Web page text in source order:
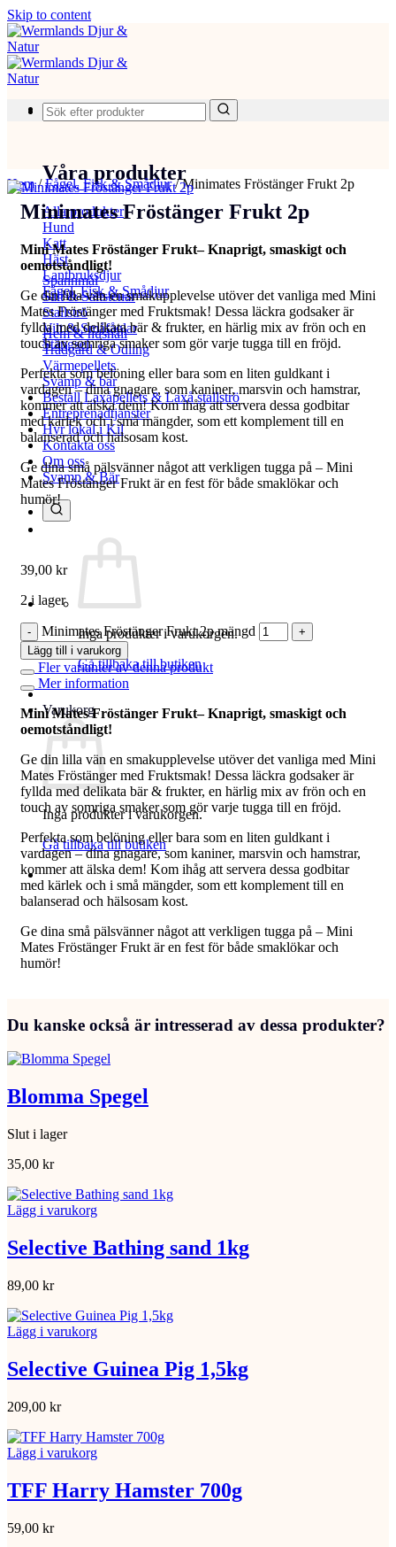
Skip to content
Produkter
Våra produkter
Alla produkter
Hund
Katt
Häst
Lantbruksdjur
Fågel, Fisk & Smådjur
Spannmål
Salt & Saltstenar
Stallströ
Vilt & Småfåglar
Stängsel
Hem & hushåll
Trädgård & Odling
Värmepellets
Svamp & bär
Beställ Laxåpellets & Laxå stallströ
Entreprenadtjänster
Hyr lokal i Kil
Kontakta oss
Om oss
Svamp & Bär
Inga produkter i varukorgen.
Gå tillbaka till butiken
Varukorg
Inga produkter i varukorgen.
Gå tillbaka till butiken
Hem/Fågel, Fisk & Smådjur/Minimates Fröstänger Frukt 2p
Minimates Fröstänger Frukt 2p
Mini Mates Fröstänger Frukt– Knaprigt, smaskigt och
oemotståndligt!
Ge din lilla vän en smakupplevelse utöver det vanliga med Mini
Mates Fröstänger med Fruktsmak! Dessa läckra godsaker är
fyllda med delikata bär & frukter, en härlig mix av frön och en
touch av somriga smaker som gör varje tugga till en fröjd.
Perfekta som belöning eller bara som en liten guldkant i
vardagen – dina gnagare, som kaniner, marsvin och hamstrar,
kommer att älska dem! Kom ihåg att servera dessa godbitar
med kärlek och i små mängder, som ett komplement till en
balanserad och hälsosam kost.
Ge dina små pälsvänner något att verkligen tugga på – Mini
Mates Fröstänger Frukt är en fest för både smaklökar och
humör!
39,00 kr
2 i lager
Minimates Fröstänger Frukt 2p mängd
Lägg till i varukorg
Fler varianter av denna produkt
Mer information
Mini Mates Fröstänger Frukt– Knaprigt, smaskigt och
oemotståndligt!
Ge din lilla vän en smakupplevelse utöver det vanliga med Mini
Mates Fröstänger med Fruktsmak! Dessa läckra godsaker är
fyllda med delikata bär & frukter, en härlig mix av frön och en
touch av somriga smaker som gör varje tugga till en fröjd.
Perfekta som belöning eller bara som en liten guldkant i
vardagen – dina gnagare, som kaniner, marsvin och hamstrar,
kommer att älska dem! Kom ihåg att servera dessa godbitar
med kärlek och i små mängder, som ett komplement till en
balanserad och hälsosam kost.
Ge dina små pälsvänner något att verkligen tugga på – Mini
Mates Fröstänger Frukt är en fest för både smaklökar och
humör!
Du kanske också är intresserad av dessa produkter?
Blomma Spegel
Slut i lager
35,00 kr
Lägg i varukorg
Selective Bathing sand 1kg
89,00 kr
Lägg i varukorg
Selective Guinea Pig 1,5kg
209,00 kr
Lägg i varukorg
TFF Harry Hamster 700g
59,00 kr